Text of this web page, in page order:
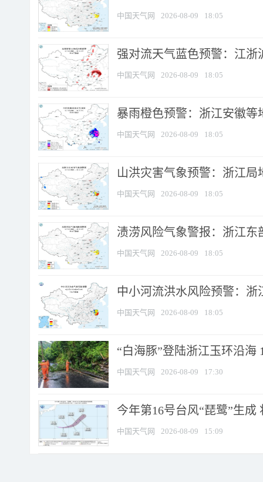
中国天气网 2026-08-09 18:05
强对流天气蓝色预警：江浙
中国天气网 2026-08-09 18:05
暴雨橙色预警：浙江安徽等
中国天气网 2026-08-09 18:05
山洪灾害气象预警：浙江
中国天气网 2026-08-09 18:05
渍涝风险气象警报：浙江
中国天气网 2026-08-09 18:05
中小河流洪水风险预警：
中国天气网 2026-08-09 18:05
“白海豚”登陆浙江玉环沿海
中国天气网 2026-08-09 17:30
今年第16号台风“琵鹭”生
中国天气网 2026-08-09 15:09